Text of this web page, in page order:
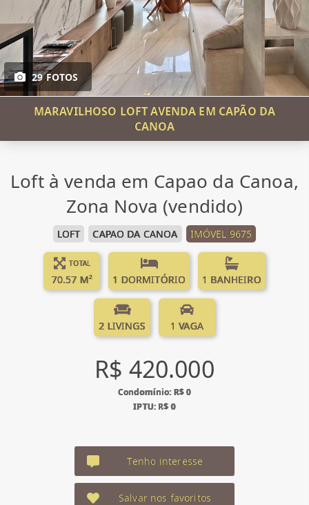
29 FOTOS
MARAVILHOSO LOFT AVENDA EM CAPÃO DA
CANOA
Loft à venda em Capao da Canoa,
Zona Nova (vendido)
LOFT CAPAO DA CANOA IMÓVEL 9675
TOTAL
70.57 M² 1 DORMITÓRIO 1 BANHEIRO
2 LIVINGS 1 VAGA
R$ 420.000
Condomínio: R$ 0
IPTU: R$ 0
Tenho interesse
Salvar nos favoritos